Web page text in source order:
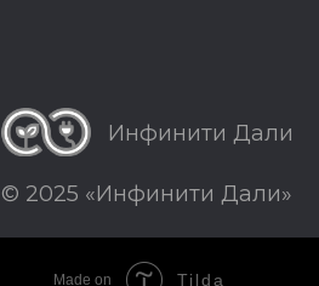
© 2025 «Инфинити Дали»
Инфинити Дали
Made on Tilda